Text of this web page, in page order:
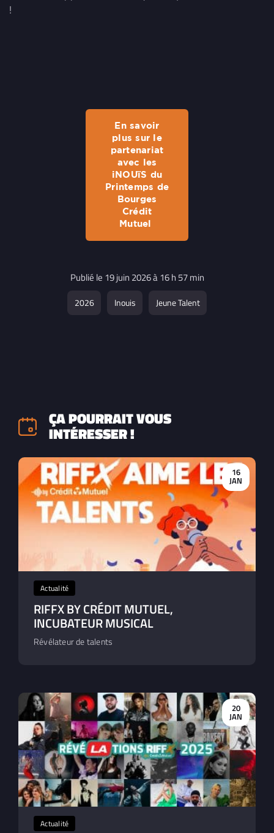
!
En savoir
plus sur le
partenariat
avec les
iNOUïS du
Printemps de
Bourges
Crédit
Mutuel
Publié le 19 juin 2026 à 16 h 57 min
2026 Inouis Jeune Talent
ÇA POURRAIT VOUS
INTÉRESSER !
16
JAN
Actualité
RIFFX BY CRÉDIT MUTUEL,
INCUBATEUR MUSICAL
Révélateur de talents
20
JAN
Actualité